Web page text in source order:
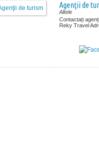
Agenţii de
Altele
Contactați
Reky Travel